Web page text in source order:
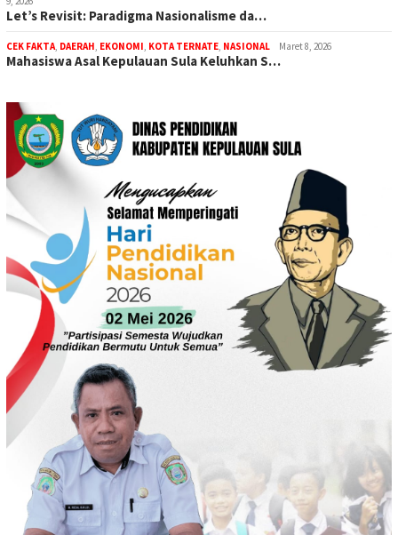
Let’s Revisit: Paradigma Nasionalisme da…
CEK FAKTA, DAERAH, EKONOMI, KOTA TERNATE, NASIONAL Maret 8, 2026
Mahasiswa Asal Kepulauan Sula Keluhkan S…